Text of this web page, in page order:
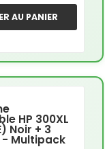
AU PANIER
HP 300XL
Noir + 3
- Multipack